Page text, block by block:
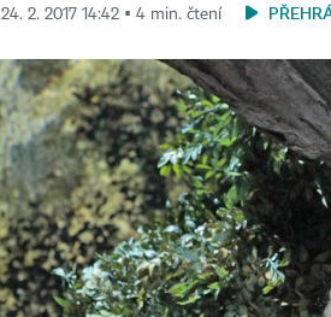
24. 2. 2017 14:42 ▪ 4 min. čtení